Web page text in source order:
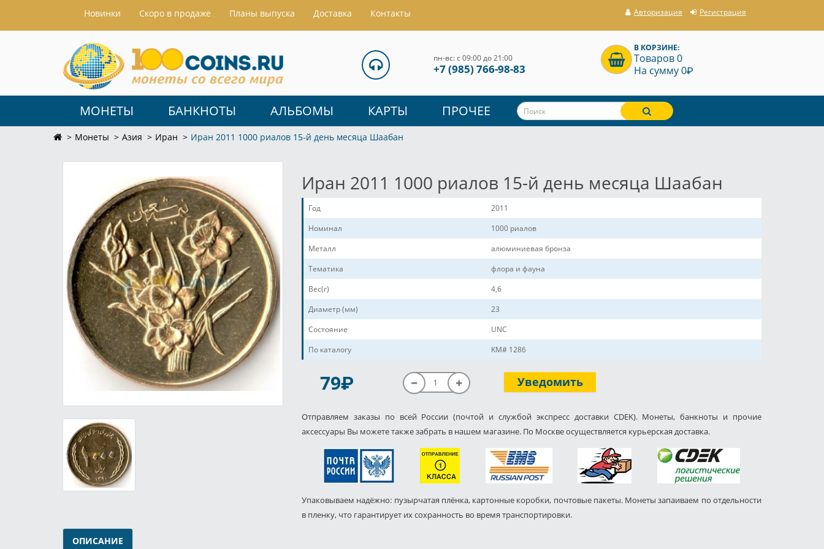
Hовинки Скоро в продаже Планы выпуска Доставка Контакты Авторизация Регистрация
пн-вс: с 09:00 до 21:00
+7 (985) 766-98-83
В КОРЗИНЕ:
Товаров 0
На сумму 0P
МОНЕТЫ БАНКНОТЫ АЛЬБОМЫ КАРТЫ ПРОЧЕЕ
Монеты Азия Иран Иран 2011 1000 риалов 15-й день месяца Шаабан
Иран 2011 1000 риалов 15-й день месяца Шаабан
Год
2011
Номинал
1000 риалов
Металл
алюминиевая бронза
Тематика
флора и фауна
Вес(г)
4,6
Диаметр (мм)
23
Состояние
UNC
По каталогу
KM# 1286
79P Уведомить
Отправляем заказы по всей России (почтой и службой экспресс доставки CDEK). Монеты, банкноты и прочие
аксессуары Вы можете также забрать в нашем магазине. По Москве осуществляется курьерская доставка.
Упаковываем надёжно: пузырчатая плёнка, картонные коробки, почтовые пакеты. Монеты запаиваем по отдельности
в пленку, что гарантирует их сохранность во время транспортировки.
ОПИСАНИЕ